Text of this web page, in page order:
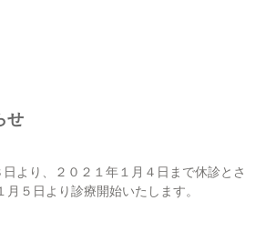
せ
より、２０２１年１月４日まで休診とさ
５日より診療開始いたします。